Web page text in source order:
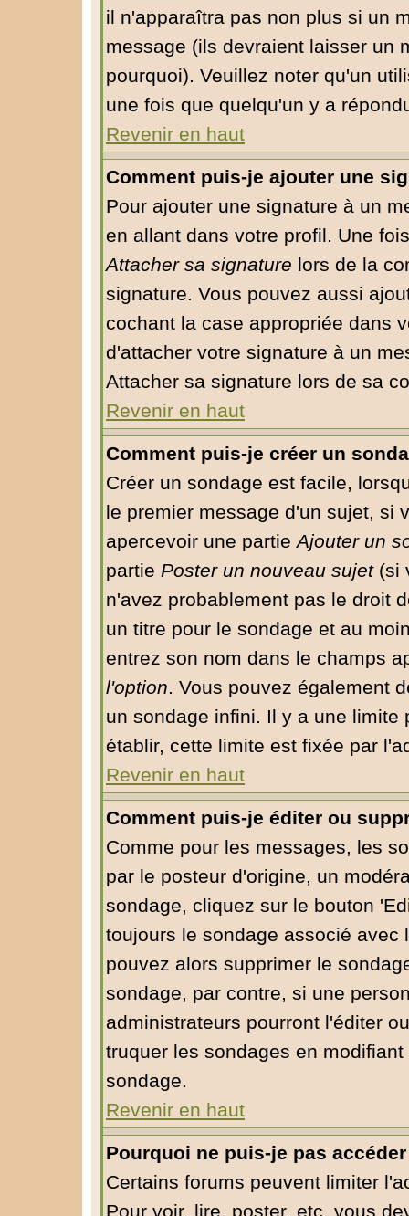
il n'apparaîtra pas non plus si un
message (ils devraient laisser un
pourquoi). Veuillez noter qu'un
une fois que quelqu'un y a
Revenir en haut
Comment puis-je ajouter une
Pour ajouter une signature à un
en allant dans votre profil. Une
Attacher sa signature lors de la
signature. Vous pouvez aussi
cochant la case appropriée dans
d'attacher votre signature à un
Attacher sa signature lors de sa
Revenir en haut
Comment puis-je créer un
Créer un sondage est facile,
le premier message d'un sujet, si
apercevoir une partieAjouter un
partie Poster un nouveau sujet(si
n'avez probablement pas le droit
un titre pour le sondage et au
entrez son nom dans le champs
l'option. Vous pouvez également
un sondage infini. Il y a une
établir, cette limite est fixée par
Revenir en haut
Comment puis-je éditer ou
Comme pour les messages, les
par le posteur d'origine, un
sondage, cliquez sur le bouton
toujours le sondage associé
pouvez alors supprimer le
sondage, par contre, si une
administrateurs pourront l'éditer
truquer les sondages en
sondage.
Revenir en haut
Pourquoi ne puis-je pas
Certains forums peuvent limiter
Pour voir, lire, poster, etc. vous